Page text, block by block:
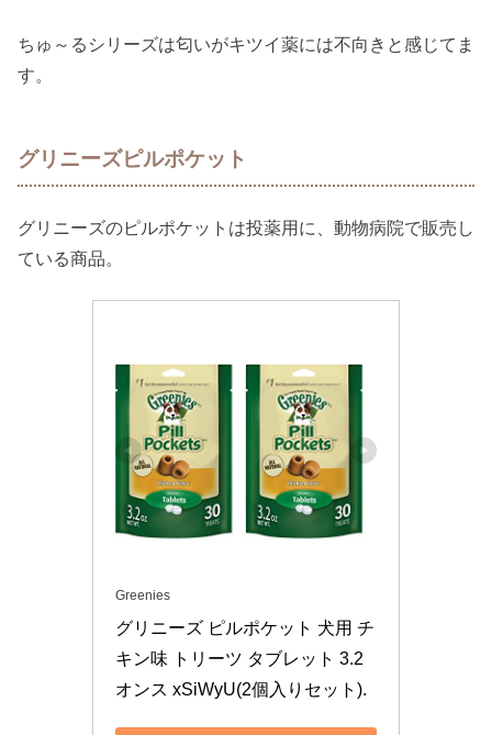
ちゅ～るシリーズは匂いがキツイ薬には不向きと感じてま
す。
グリニーズピルポケット
グリニーズのピルポケットは投薬用に、動物病院で販売し
ている商品。
Greenies
グリニーズ ピルポケット 犬用 チ
キン味 トリーツ タブレット 3.2
オンス xSiWyU(2個入りセット).